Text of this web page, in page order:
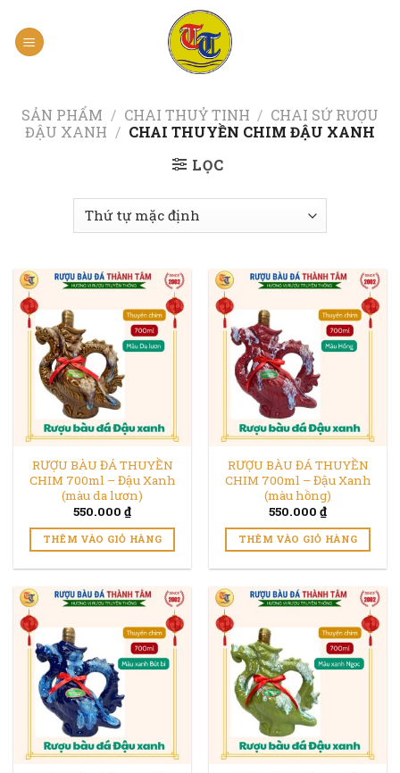
content
SẢN PHẨM / CHAI THUỶ TINH / CHAI SỨ RƯỢU
ĐẬU XANH / CHAI THUYỀN CHIM ĐẬU XANH
LỌC
RƯỢU BÀU ĐÁ THUYỀN
CHIM 700ml – Đậu Xanh
(màu da lươn)
550.000 ₫
THÊM VÀO GIỎ HÀNG
RƯỢU BÀU ĐÁ THUYỀN
CHIM 700ml – Đậu Xanh
(màu hồng)
550.000 ₫
THÊM VÀO GIỎ HÀNG